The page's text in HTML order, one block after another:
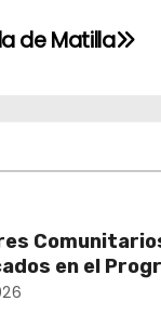
de Matilla
en el